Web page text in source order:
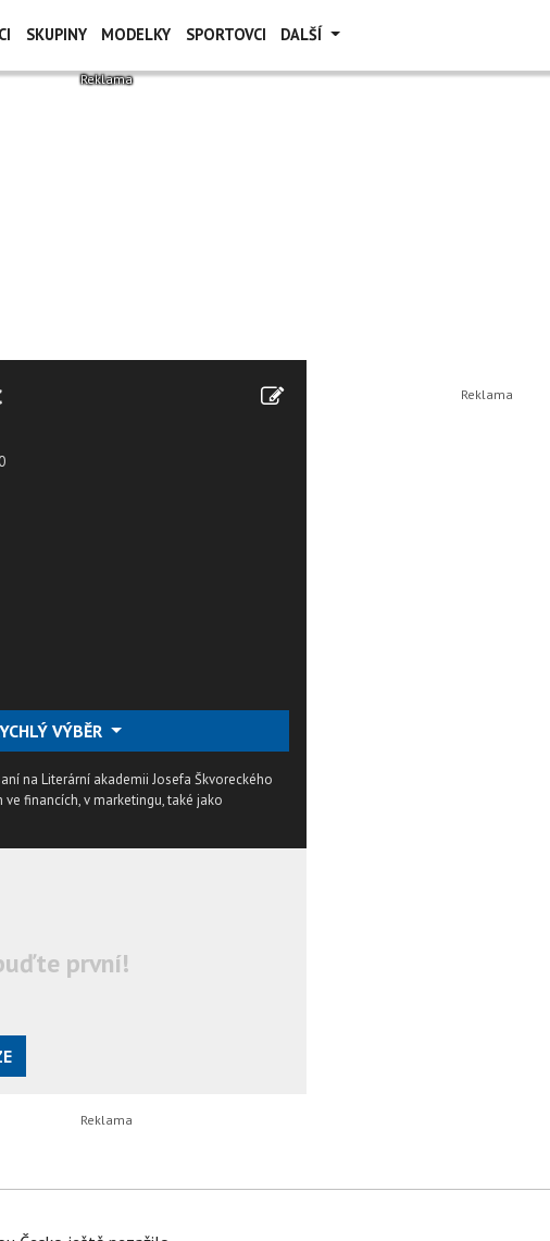
SKUPINY MODELKY SPORTOVCI DALŠÍ
VÝBĚR
na Literární akademii Josefa Škvoreckého
ve financích, v marketingu, také jako
první!